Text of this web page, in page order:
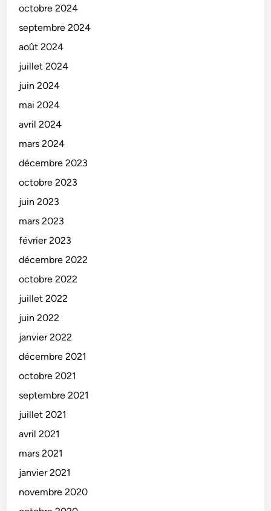
octobre 2024
septembre 2024
août 2024
juillet 2024
juin 2024
mai 2024
avril 2024
mars 2024
décembre 2023
octobre 2023
juin 2023
mars 2023
février 2023
décembre 2022
octobre 2022
juillet 2022
juin 2022
janvier 2022
décembre 2021
octobre 2021
septembre 2021
juillet 2021
avril 2021
mars 2021
janvier 2021
novembre 2020